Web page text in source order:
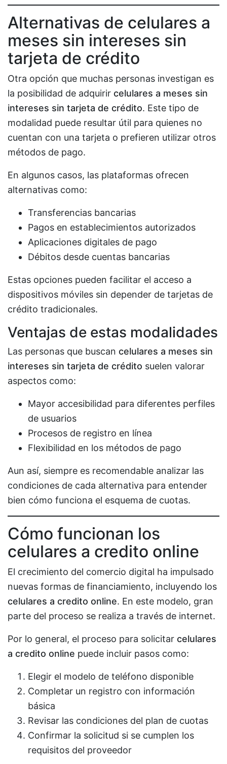
Alternativas de celulares a
meses sin intereses sin
tarjeta de crédito
Otra opción que muchas personas investigan es
la posibilidad de adquirir celulares a meses sin
intereses sin tarjeta de crédito. Este tipo de
modalidad puede resultar útil para quienes no
cuentan con una tarjeta o prefieren utilizar otros
métodos de pago.
En algunos casos, las plataformas ofrecen
alternativas como:
Transferencias bancarias
Pagos en establecimientos autorizados
Aplicaciones digitales de pago
Débitos desde cuentas bancarias
Estas opciones pueden facilitar el acceso a
dispositivos móviles sin depender de tarjetas de
crédito tradicionales.
Ventajas de estas modalidades
Las personas que buscan celulares a meses sin
intereses sin tarjeta de crédito suelen valorar
aspectos como:
Mayor accesibilidad para diferentes perfiles
de usuarios
Procesos de registro en línea
Flexibilidad en los métodos de pago
Aun así, siempre es recomendable analizar las
condiciones de cada alternativa para entender
bien cómo funciona el esquema de cuotas.
Cómo funcionan los
celulares a credito online
El crecimiento del comercio digital ha impulsado
nuevas formas de financiamiento, incluyendo los
celulares a credito online. En este modelo, gran
parte del proceso se realiza a través de internet.
Por lo general, el proceso para solicitar celulares
a credito online puede incluir pasos como:
Elegir el modelo de teléfono disponible
Completar un registro con información
básica
Revisar las condiciones del plan de cuotas
Confirmar la solicitud si se cumplen los
requisitos del proveedor